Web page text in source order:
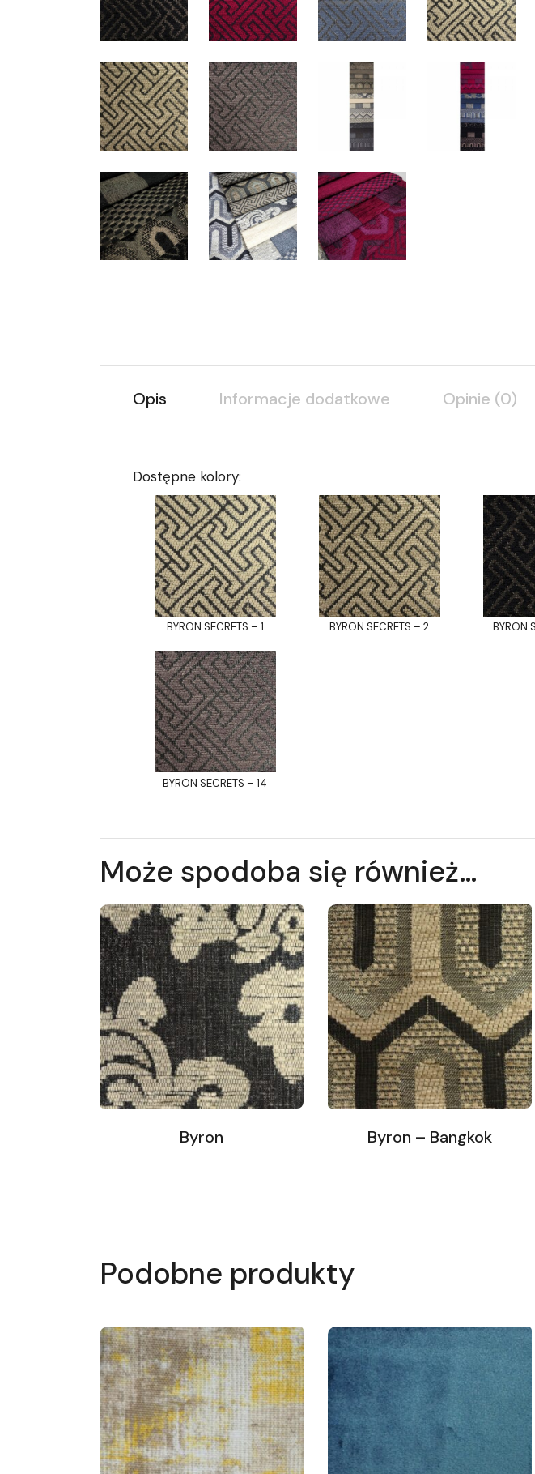
Opis Informacje dodatkowe Opinie (0)
Dostępne kolory:
BYRON SECRETS – 1 BYRON SECRETS – 2 BYRON
BYRON SECRETS – 14
Może spodoba się również…
Byron Byron – Bangkok
Podobne produkty